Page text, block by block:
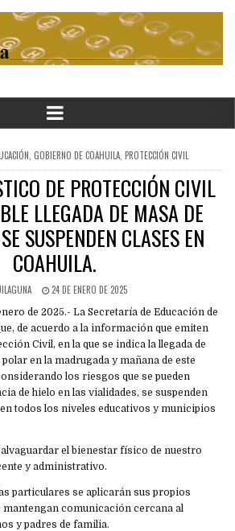
GOBIERNO DE COAHUILA PROTECCIÓN CIVIL
DE PROTECCIÓN CIVIL
LLEGADA DE MASA DE
SUSPENDEN CLASES EN
COAHUILA.
24 DE ENERO DE 2025
de 2025.- La Secretaría de Educación de
de acuerdo a la información que emiten
Civil, en la que se indica la llegada de
en la madrugada y mañana de este
los riesgos que se pueden
de hielo en las vialidades, se suspenden
todos los niveles educativos y municipios
el bienestar físico de nuestro
y administrativo.
particulares se aplicarán sus propios
comunicación cercana al
y padres de familia.